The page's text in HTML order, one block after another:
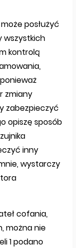
posłużyć
wszystkich
kontrolą
zmiany
zabezpieczyć
opiszę sposób
inny
wystarczy
cofania,
można nie
1 podano